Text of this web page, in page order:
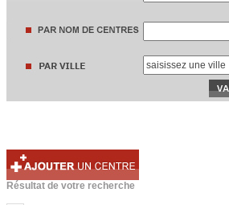
Résultat de votre recherche